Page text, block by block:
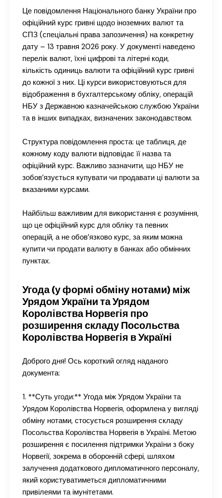
Це повідомлення Національного банку України про
офіційний курс гривні щодо іноземних валют та
СПЗ (спеціальні права запозичення) на конкретну
дату – 13 травня 2026 року. У документі наведено
перелік валют, їхні цифрові та літерні коди,
кількість одиниць валюти та офіційний курс гривні
до кожної з них. Ці курси використовуються для
відображення в бухгалтерському обліку, операцій
НБУ з Державною казначейською службою України
та в інших випадках, визначених законодавством.
Структура повідомлення проста: це таблиця, де
кожному коду валюти відповідає її назва та
офіційний курс. Важливо зазначити, що НБУ не
зобов’язується купувати чи продавати ці валюти за
вказаними курсами.
Найбільш важливим для використання є розуміння,
що це офіційний курс для обліку та певних
операцій, а не обов’язково курс, за яким можна
купити чи продати валюту в банках або обмінних
пунктах.
Угода (у формі обміну нотами) між
Урядом України та Урядом
Королівства Норвегія про
розширення складу Посольства
Королівства Норвегія в Україні
Доброго дня! Ось короткий огляд наданого
документа:
1. **Суть угоди:** Угода між Урядом України та
Урядом Королівства Норвегія, оформлена у вигляді
обміну нотами, стосується розширення складу
Посольства Королівства Норвегія в Україні. Метою
розширення є посилення підтримки України з боку
Норвегії, зокрема в оборонній сфері, шляхом
залучення додаткового дипломатичного персоналу,
який користуватиметься дипломатичними
привілеями та імунітетами.